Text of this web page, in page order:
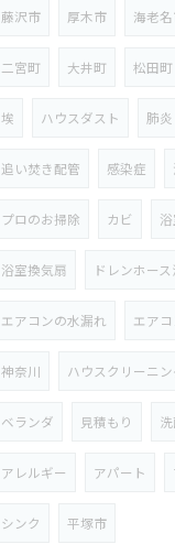
藤沢市 厚木市 海老
二宮町 大井町 松田町
埃 ハウスダスト 肺炎
追い焚き配管 感染症
プロのお掃除 カビ
浴室換気扇 ドレンホー
エアコンの水漏れ エア
神奈川 ハウスクリーニン
ベランダ 見積もり
アレルギー アパート
シンク 平塚市